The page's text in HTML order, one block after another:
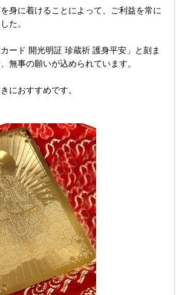
身に着けることによって、ご利益を常に
た。
ード 開光明証 珍蔵祈 護身平安」と刻ま
無事の願いが込められています。
におすすめです。